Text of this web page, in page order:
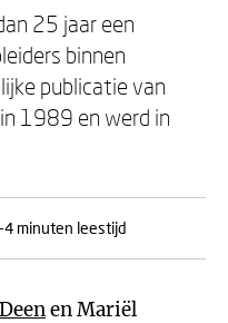
25 jaar een
binnen
publicatie van
1989 en werd in
4 minuten leestijd
en Mariël